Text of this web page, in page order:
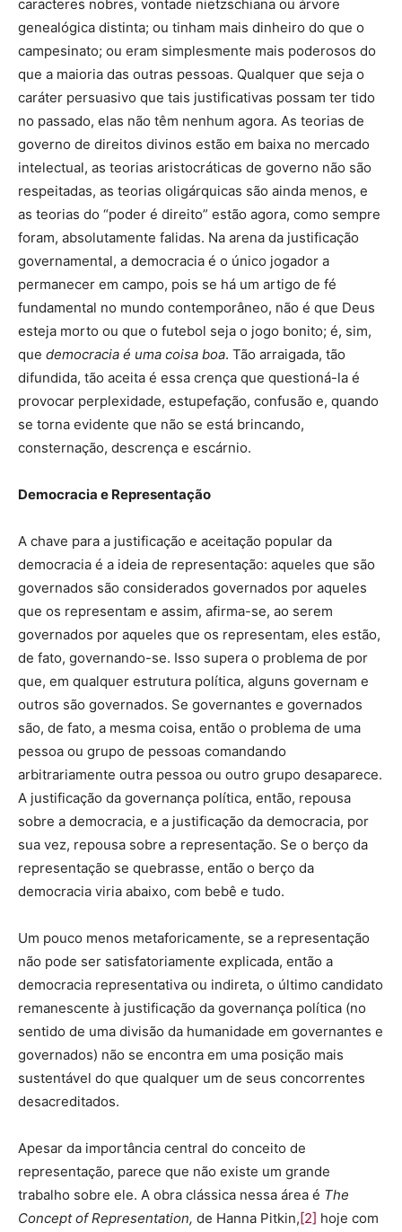
caracteres nobres, vontade nietzschiana ou árvore
genealógica distinta; ou tinham mais dinheiro do que o
campesinato; ou eram simplesmente mais poderosos do
que a maioria das outras pessoas. Qualquer que seja o
caráter persuasivo que tais justificativas possam ter tido
no passado, elas não têm nenhum agora. As teorias de
governo de direitos divinos estão em baixa no mercado
intelectual, as teorias aristocráticas de governo não são
respeitadas, as teorias oligárquicas são ainda menos, e
as teorias do “poder é direito” estão agora, como sempre
foram, absolutamente falidas. Na arena da justificação
governamental, a democracia é o único jogador a
permanecer em campo, pois se há um artigo de fé
fundamental no mundo contemporâneo, não é que Deus
esteja morto ou que o futebol seja o jogo bonito; é, sim,
que democracia é uma coisa boa. Tão arraigada, tão
difundida, tão aceita é essa crença que questioná-la é
provocar perplexidade, estupefação, confusão e, quando
se torna evidente que não se está brincando,
consternação, descrença e escárnio.
Democracia e Representação
A chave para a justificação e aceitação popular da
democracia é a ideia de representação: aqueles que são
governados são considerados governados por aqueles
que os representam e assim, afirma-se, ao serem
governados por aqueles que os representam, eles estão,
de fato, governando-se. Isso supera o problema de por
que, em qualquer estrutura política, alguns governam e
outros são governados. Se governantes e governados
são, de fato, a mesma coisa, então o problema de uma
pessoa ou grupo de pessoas comandando
arbitrariamente outra pessoa ou outro grupo desaparece.
A justificação da governança política, então, repousa
sobre a democracia, e a justificação da democracia, por
sua vez, repousa sobre a representação. Se o berço da
representação se quebrasse, então o berço da
democracia viria abaixo, com bebê e tudo.
Um pouco menos metaforicamente, se a representação
não pode ser satisfatoriamente explicada, então a
democracia representativa ou indireta, o último candidato
remanescente à justificação da governança política (no
sentido de uma divisão da humanidade em governantes e
governados) não se encontra em uma posição mais
sustentável do que qualquer um de seus concorrentes
desacreditados.
Apesar da importância central do conceito de
representação, parece que não existe um grande
trabalho sobre ele. A obra clássica nessa área é The
Concept of Representation, de Hanna Pitkin, [2] hoje com